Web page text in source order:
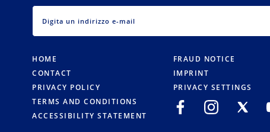
HOME
CONTACT
PRIVACY POLICY
TERMS AND CONDITIONS
ACCESSIBILITY STATEMENT
FRAUD NOTICE
IMPRINT
PRIVACY SETTINGS